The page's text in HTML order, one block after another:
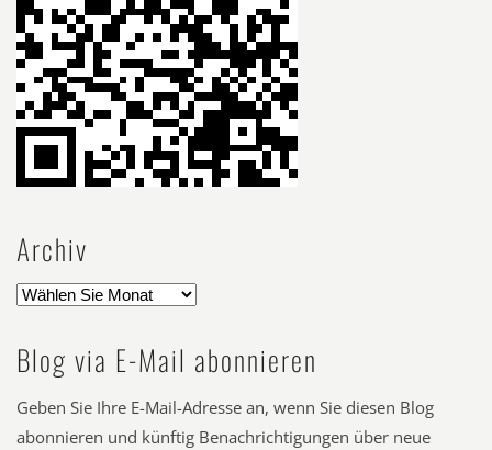
Archiv
Blog via E-Mail abonnieren
Geben Sie Ihre E-Mail-Adresse an, wenn Sie diesen Blog
abonnieren und künftig Benachrichtigungen über neue